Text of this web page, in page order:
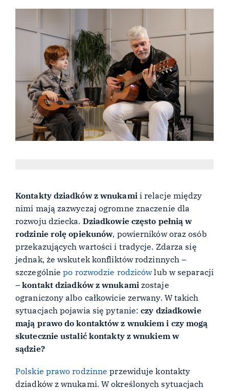
Kontakty dziadków z wnukami i relacje między
nimi mają zazwyczaj ogromne znaczenie dla
rozwoju dziecka. Dziadkowie często pełnią w
rodzinie rolę opiekunów, powierników oraz osób
przekazujących wartości i tradycje. Zdarza się
jednak, że wskutek konfliktów rodzinnych –
szczególniepo rozwodzie rodzicówlub w separacji
–kontakt dziadków z wnukami zostaje
ograniczony albo całkowicie zerwany. W takich
sytuacjach pojawia się pytanie:czy dziadkowie
mają prawo do kontaktów z wnukiem i czy mogą
skutecznie ustalić kontakty z wnukiem w
sądzie?
Polskie prawo rodzinne przewiduje kontakty
dziadków z wnukami. W określonych sytuacjach